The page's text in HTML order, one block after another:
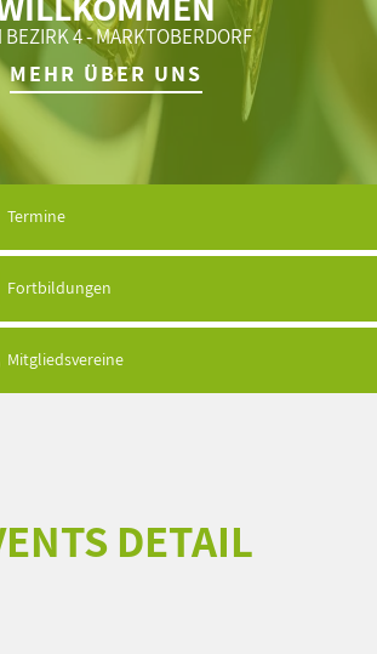
BEZIRK 4 - MARKTOBERDORF
MEHR ÜBER UNS
Termine
Fortbildungen
Mitgliedsvereine
DETAIL